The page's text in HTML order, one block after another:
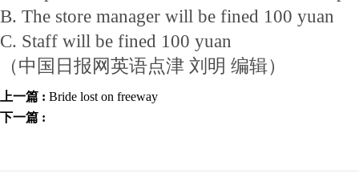
B. The store manager will be fined 100 yuan
C. Staff will be fined 100 yuan
（中国日报网英语点津 刘明 编辑）
上一篇 : Bride lost on freeway
下一篇 :